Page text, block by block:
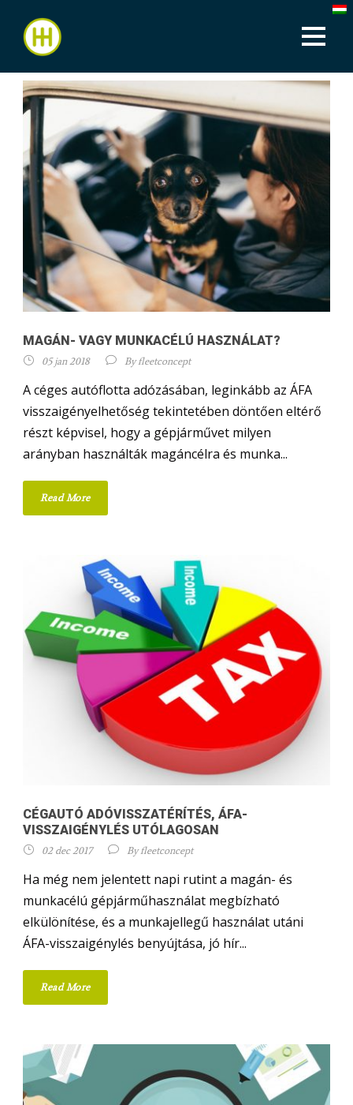
MAGÁN- VAGY MUNKACÉLÚ HASZNÁLAT?
05 jan 2018 Byfleetconcept
A céges autóflotta adózásában, leginkább az ÁFA
visszaigényelhetőség tekintetében döntően eltérő
részt képvisel, hogy a gépjárművet milyen
arányban használták magáncélra és munka...
Read More
CÉGAUTÓ ADÓVISSZATÉRÍTÉS, ÁFA-
VISSZAIGÉNYLÉS UTÓLAGOSAN
02 dec 2017 Byfleetconcept
Ha még nem jelentett napi rutint a magán- és
munkacélú gépjárműhasználat megbízható
elkülönítése, és a munkajellegű használat utáni
ÁFA-visszaigénylés benyújtása, jó hír...
Read More